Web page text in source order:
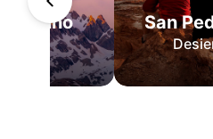
Pedro
de
Atacama
Circuito
San